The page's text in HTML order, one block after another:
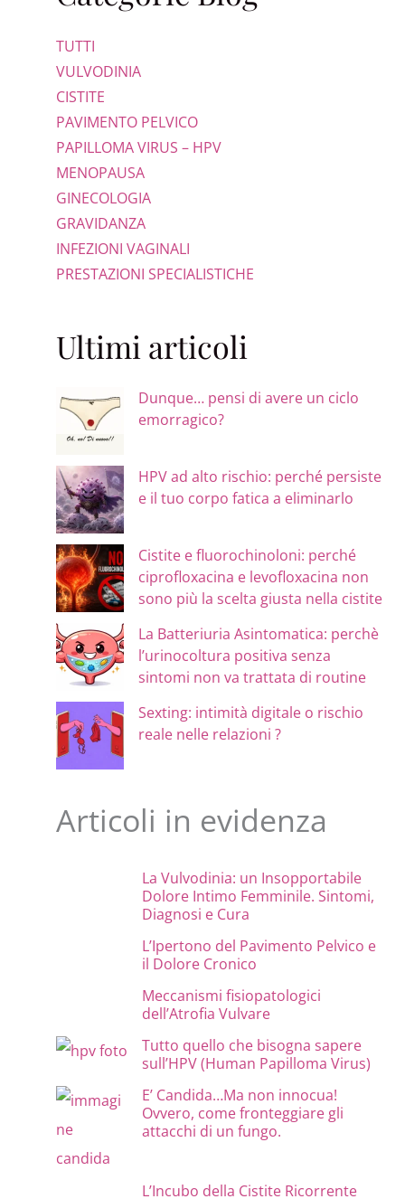
TUTTI
VULVODINIA
CISTITE
PAVIMENTO PELVICO
PAPILLOMA VIRUS – HPV
MENOPAUSA
GINECOLOGIA
GRAVIDANZA
INFEZIONI VAGINALI
PRESTAZIONI SPECIALISTICHE
Ultimi articoli
Dunque… pensi di avere un ciclo
emorragico?
HPV ad alto rischio: perché persiste
e il tuo corpo fatica a eliminarlo
Cistite e fluorochinoloni: perché
ciprofloxacina e levofloxacina non
sono più la scelta giusta nella cistite
La Batteriuria Asintomatica: perchè
l’urinocoltura positiva senza
sintomi non va trattata di routine
Sexting: intimità digitale o rischio
reale nelle relazioni ?
Articoli in evidenza
La Vulvodinia: un Insopportabile
Dolore Intimo Femminile. Sintomi,
Diagnosi e Cura
L’Ipertono del Pavimento Pelvico e
il Dolore Cronico
Meccanismi fisiopatologici
dell’Atrofia Vulvare
Tutto quello che bisogna sapere
sull’HPV (Human Papilloma Virus)
E’ Candida…Ma non innocua!
Ovvero, come fronteggiare gli
attacchi di un fungo.
L’Incubo della Cistite Ricorrente